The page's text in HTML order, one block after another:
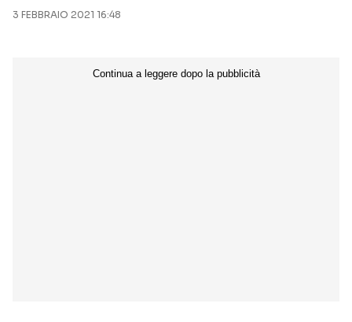
3 FEBBRAIO 2021 16:48